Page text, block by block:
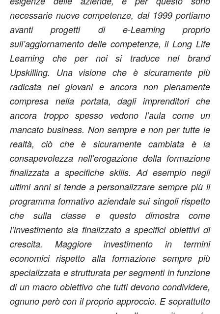
necessarie nuove competenze, dal 1999 portiamo
avanti progetti di e-Learning proprio
sull’aggiornamento delle competenze, il Long Life
Learning che per noi si traduce nel brand
Upskilling. Una visione che è sicuramente più
radicata nei giovani e ancora non pienamente
compresa nella portata, dagli imprenditori che
ancora troppo spesso vedono l’aula come un
mancato business. Non sempre e non per tutte le
realtà, ciò che è sicuramente cambiata è la
consapevolezza nell’erogazione della formazione
finalizzata a specifiche skills. Ad esempio negli
ultimi anni si tende a personalizzare sempre più il
programma formativo aziendale sui singoli rispetto
che sulla classe e questo dimostra come
l’investimento sia finalizzato a specifici obiettivi di
crescita. Maggiore investimento in termini
economici rispetto alla formazione sempre più
specializzata e strutturata per segmenti in funzione
di un macro obiettivo che tutti devono condividere,
ognuno però con il proprio approccio. E soprattutto